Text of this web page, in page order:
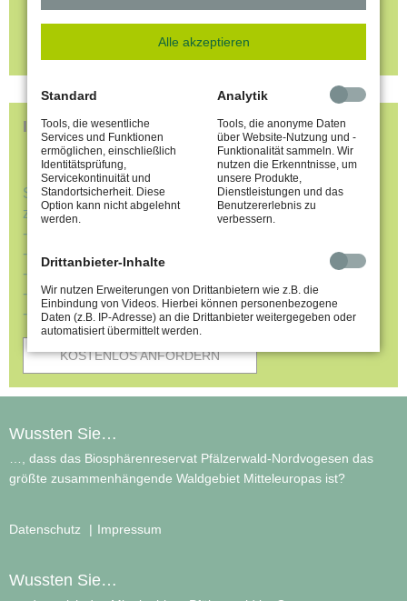
Kinderfreundliche Unterkünfte
Kinder-Erlebnisprogramme
Infomaterial anfordern
Stellen Sie sich hier Ihr persönliches Infopaket
zusammen. Wir schicken es Ihnen kostenfrei zu.
-Unterkünfte
-Wanderführer
-Ausflugsziele
-Radkarte
-u.v.m
KOSTENLOS ANFORDERN
Wussten Sie…
…, dass das Biosphärenreservat Pfälzerwald-Nordvogesen das
größte zusammenhängende Waldgebiet Mitteleuropas ist?
Datenschutz Impressum
Wussten Sie…
Alle akzeptieren
Standard
Tools, die wesentliche
Services und Funktionen
ermöglichen, einschließlich
Identitätsprüfung,
Servicekontinuität und
Standortsicherheit. Diese
Option kann nicht abgelehnt
werden.
Analytik
Tools, die anonyme Daten
über Website-Nutzung und -
Funktionalität sammeln. Wir
nutzen die Erkenntnisse, um
unsere Produkte,
Dienstleistungen und das
Benutzererlebnis zu
verbessern.
Drittanbieter-Inhalte
Wir nutzen Erweiterungen von Drittanbietern wie z.B. die
Einbindung von Videos. Hierbei können personenbezogene
Daten (z.B. IP-Adresse) an die Drittanbieter weitergegeben oder
automatisiert übermittelt werden.